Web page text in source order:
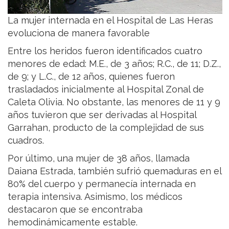
La mujer internada en el Hospital de Las Heras
evoluciona de manera favorable
Entre los heridos fueron identificados cuatro
menores de edad: M.E., de 3 años; R.C., de 11; D.Z.,
de 9; y L.C., de 12 años, quienes fueron
trasladados inicialmente al Hospital Zonal de
Caleta Olivia. No obstante, las menores de 11 y 9
años tuvieron que ser derivadas al Hospital
Garrahan, producto de la complejidad de sus
cuadros.
Por último, una mujer de 38 años, llamada
Daiana Estrada, también sufrió quemaduras en el
80% del cuerpo y permanecía internada en
terapia intensiva. Asimismo, los médicos
destacaron que se encontraba
hemodinámicamente estable.